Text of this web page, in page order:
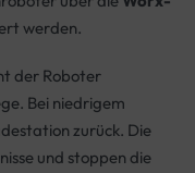
werden.
der Roboter
Bei niedrigem
zurück. Die
und stoppen die